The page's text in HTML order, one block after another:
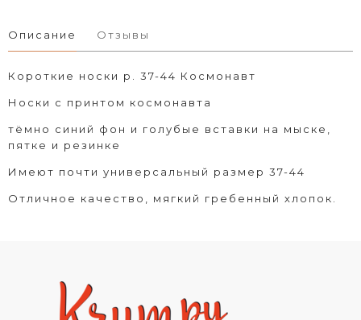
Описание Отзывы
Короткие носки р. 37-44 Космонавт
Носки с принтом космонавта
тёмно синий фон и голубые вставки на мыске,
пятке и резинке
Имеют почти универсальный размер 37-44
Отличное качество, мягкий гребенный хлопок.